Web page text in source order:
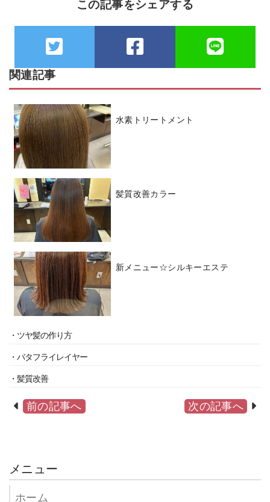
この記事をシェアする
関連記事
水素トリートメント
髪質改善カラー
新メニュー☆シルキーエステ
・ツヤ髪の作り方
・バタフライレイヤー
・髪質改善
前の記事へ 次の記事へ
メニュー
ホーム